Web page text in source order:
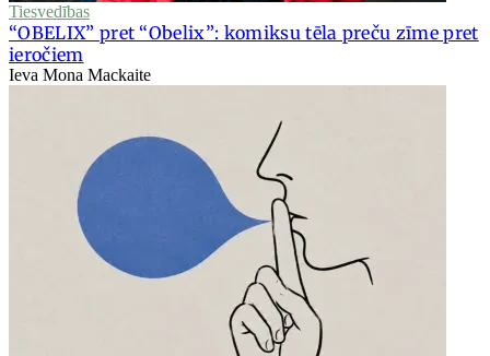
Tiesvedības
“OBELIX” pret “Obelix”: komiksu tēla preču zīme pret
ieročiem
Ieva Mona Mackaite